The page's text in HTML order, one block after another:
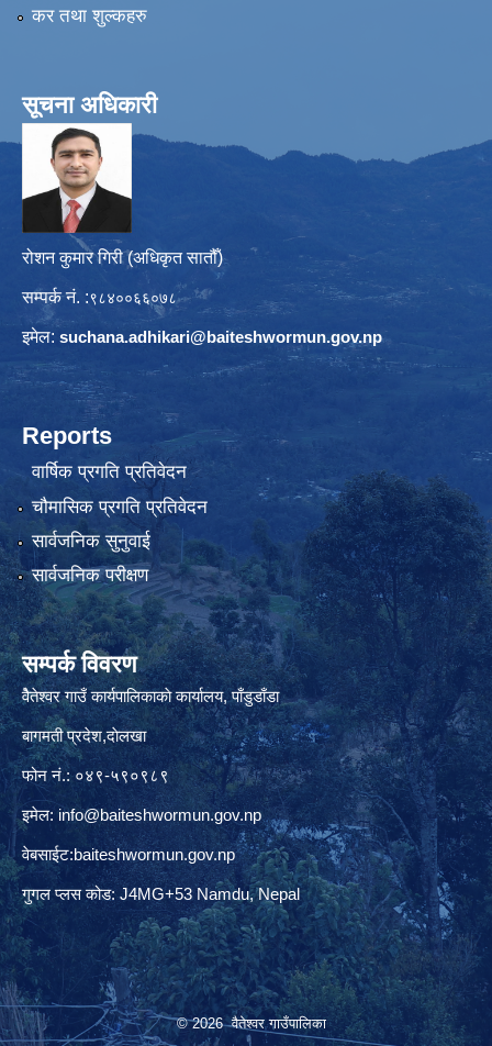
कर तथा शुल्कहरु
सूचना अधिकारी
रोशन कुमार गिरी (अधिकृत सातौँ)
सम्पर्क नं. :९८४००६६०७८
इमेल: suchana.adhikari@baiteshwormun.gov.np
Reports
वार्षिक प्रगति प्रतिवेदन
चौमासिक प्रगति प्रतिवेदन
सार्वजनिक सुनुवाई
सार्वजनिक परीक्षण
सम्पर्क विवरण
वैेतेश्वर गाउँ कार्यपालिकाकाे कार्यालय, पाँडुडाँडा
बागमती‌ प्रदेश,दाेलखा
फोन नं.: ०४९-५९०९८९
इमेल: info@baiteshwormun.gov.np
वेबसाईट:baiteshwormun.gov.np
गुगल प्लस कोड: J4MG+53 Namdu, Nepal
© 2026 वैतेश्वर गाउँपालिका